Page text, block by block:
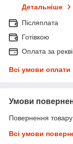
Детальніше
Післяплата
Готівкою
Оплата за
Всі умови оплати
Умови
Повернення
Всі умови